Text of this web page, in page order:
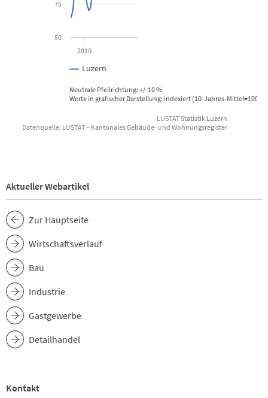
The chart has 1 Y axis displaying values. Data ranges from 65 to
Neutrale Pfeilrichtung: +/-10 %
Werte in grafischer Darstellung: indexiert (10-Jahres-
Luzern
2010
50
75
LUSTAT Statistik Luzern
Datenquelle: LUSTAT – Kantonales Gebäude- und Wohnungsregister
Aktueller Webartikel
Zur Hauptseite
Wirtschaftsverlauf
Bau
Industrie
Gastgewerbe
Detailhandel
Kontakt